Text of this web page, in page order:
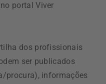
portal Viver
dos profissionais
ser publicados
procura), informações